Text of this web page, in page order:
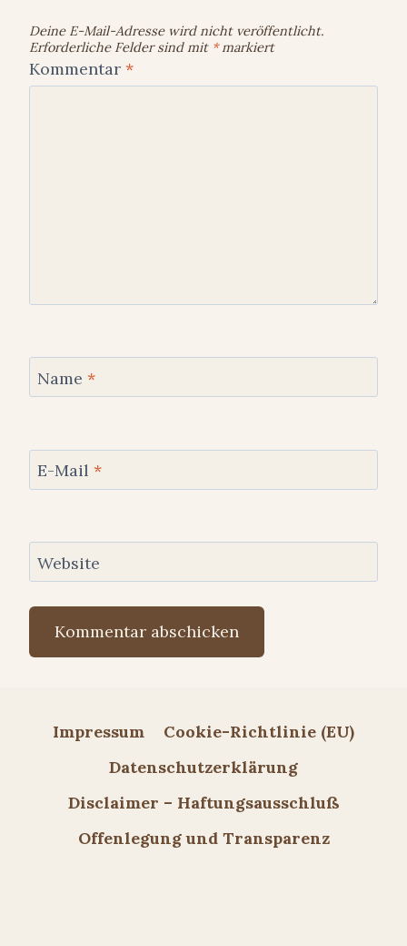
Deine E-Mail-Adresse wird nicht veröffentlicht.
Erforderliche Felder sind mit *markiert
Kommentar *
Name *
E-Mail *
Website
Impressum
Cookie-Richtlinie (EU)
Datenschutzerklärung
Disclaimer – Haftungsausschluß
Offenlegung und Transparenz